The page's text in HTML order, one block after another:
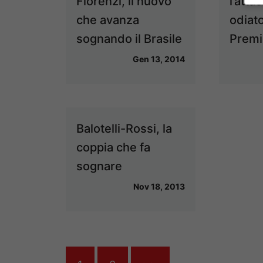
che avanza
sognando il Brasile
Gen 13, 2014
Balotelli-Rossi, la
coppia che fa
sognare
Nov 18, 2013